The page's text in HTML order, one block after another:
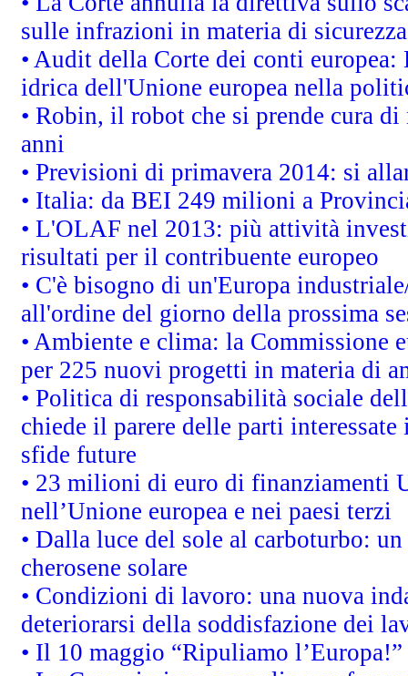
sulle infrazioni in materia di
• Audit della Corte dei conti
idrica dell'Unione europea nella
• Robin, il robot che si prende cura
anni
• Previsioni di primavera 2014: si
• Italia: da BEI 249 milioni a
• L'OLAF nel 2013: più attività
risultati per il contribuente europeo
• C'è bisogno di un'Europa
all'ordine del giorno della prossima
• Ambiente e clima: la Commissione
per 225 nuovi progetti in materia di
• Politica di responsabilità sociale
chiede il parere delle parti
sfide future
• 23 milioni di euro di finanziamenti
nell’Unione europea e nei paesi terzi
• Dalla luce del sole al carboturbo:
cherosene solare
• Condizioni di lavoro: una nuova
deteriorarsi della soddisfazione dei
• Il 10 maggio “Ripuliamo l’Europa!”